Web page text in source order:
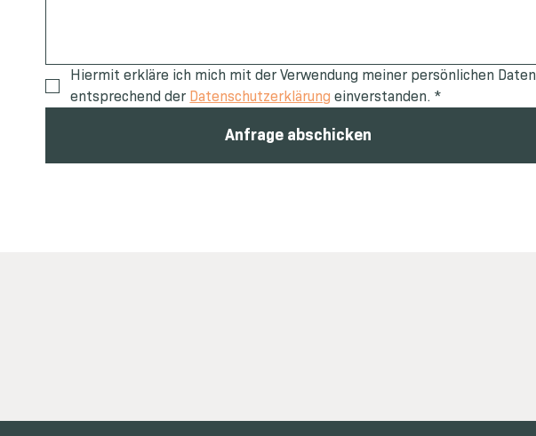
Hiermit erkläre ich mich mit der Verwendung meiner persönlichen Daten
entsprechend der Datenschutzerklärung einverstanden. *
Anfrage abschicken